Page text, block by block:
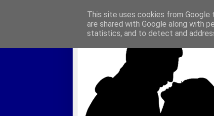
This site uses cookies from Google
are shared with Google along with
statistics, and to detect and